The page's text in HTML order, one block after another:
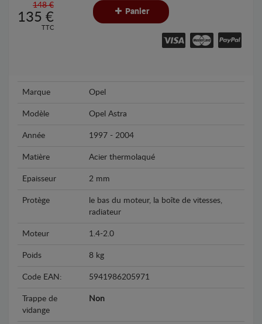
148 €
135 €
TTC
Panier
Marque Opel
Modèle Opel Astra
Année 1997 - 2004
Matière Acier thermolaqué
Epaisseur 2 mm
Protège
le bas du moteur, la boîte de vitesses,
radiateur
Moteur 1.4-2.0
Poids 8 kg
Code EAN: 5941986205971
Trappe de
vidange
Non